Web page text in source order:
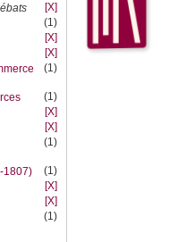
[X]
(1)
[X]
[X]
(1)
(1)
[X]
[X]
(1)
1807)
(1)
[X]
[X]
(1)